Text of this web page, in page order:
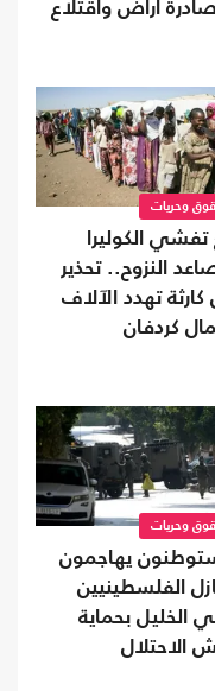
أراض واقتلاع
وحريات
الكوليرا
النزوح.. تحذير
تهدد الآلاف
كردفان
وحريات
يهاجمون
الفلسطينيين
الخليل بحماية
الاحتلال